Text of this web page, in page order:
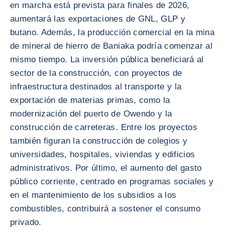
en marcha está prevista para finales de 2026,
aumentará las exportaciones de GNL, GLP y
butano. Además, la producción comercial en la mina
de mineral de hierro de Baniaka podría comenzar al
mismo tiempo. La inversión pública beneficiará al
sector de la construcción, con proyectos de
infraestructura destinados al transporte y la
exportación de materias primas, como la
modernización del puerto de Owendo y la
construcción de carreteras. Entre los proyectos
también figuran la construcción de colegios y
universidades, hospitales, viviendas y edificios
administrativos. Por último, el aumento del gasto
público corriente, centrado en programas sociales y
en el mantenimiento de los subsidios a los
combustibles, contribuirá a sostener el consumo
privado.